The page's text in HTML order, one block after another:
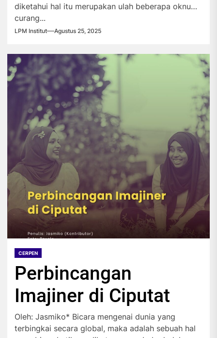
diketahui hal itu merupakan ulah beberapa oknum
curang...
LPM Institut Agustus 25, 2025
CERPEN
Perbincangan
Imajiner di Ciputat
Oleh: Jasmiko* Bicara mengenai dunia yang
terbingkai secara global, maka adalah sebuah hal